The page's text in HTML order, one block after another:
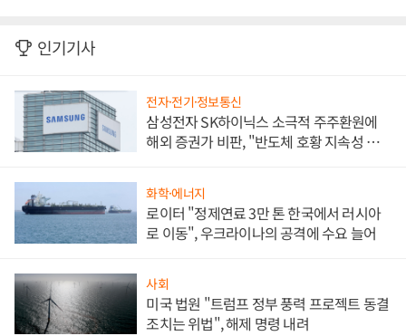
인기기사
전자·전기·정보통신
삼성전자 SK하이닉스 소극적 주주환원에
해외 증권가 비판, "반도체 호황 지속성 의
화학·에너지
로이터 "정제연료 3만 톤 한국에서 러시아
로 이동", 우크라이나의 공격에 수요 늘어
사회
미국 법원 "트럼프 정부 풍력 프로젝트 동결
조치는 위법", 해제 명령 내려